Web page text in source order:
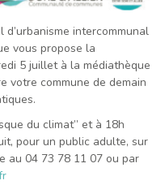
intercommunal
vous propose la
5 juillet à la médiathèque
votre commune de demain
du climat” et à 18h
pour un public adulte, sur
au 04 73 78 11 07 ou par